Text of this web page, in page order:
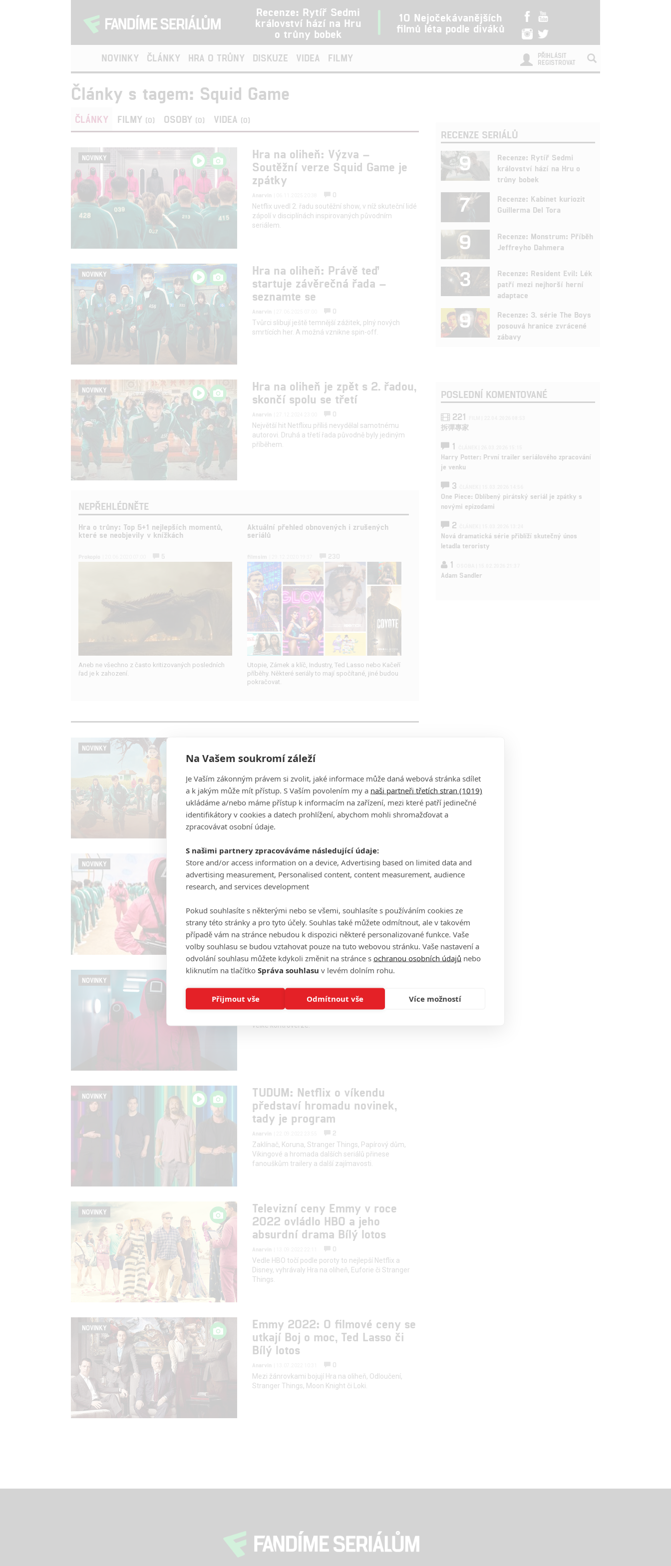
Recenze: Rytíř Sedmi
království hází na Hru
o trůny bobek
10 Nejočekávanějších
filmů léta podle diváků
NOVINKY ČLÁNKY HRA O TRŮNY DISKUZE VIDEA FILMY
PŘIHLÁSIT
REGISTROVAT
Články s tagem: Squid Game
ČLÁNKY FILMY (0) OSOBY (0) VIDEA (0)
NOVINKY
Hra na oliheň: Výzva –
Soutěžní verze Squid Game je
zpátky
Anarvin
0
Netflix uvedl 2. řadu soutěžní show, v níž skuteční lidé
zápolí v disciplínách inspirovaných původním
seriálem.
NOVINKY
Hra na oliheň: Právě teď
startuje závěrečná řada –
seznamte se
Anarvin
0
Tvůrci slibují ještě temnější zážitek, plný nových
smrtících her. A možná vznikne spin-off.
NOVINKY
Hra na oliheň je zpět s 2. řadou,
skončí spolu se třetí
Anarvin
0
Největší hit Netflixu příliš nevydělal samotnému
autorovi. Druhá a třetí řada původně byly jediným
příběhem.
NEPŘEHLÉDNĚTE
Hra o trůny: Top 5+1 nejlepších momentů,
které se neobjevily v knížkách
Aneb ne všechno z často kritizovaných posledních
řad je k zahození.
Aktuální přehled obnovených i zrušených
seriálů
Utopie, Zámek a klíč, Industry, Ted Lasso nebo Kačeří
příběhy. Některé seriály to mají spočítané, jiné budou
pokračovat.
NOVINKY
výroby anglickou verzi
Legendární David Fincher dostal šanci nabídnout
vlastní pohled na Squid Game.
NOVINKY
Hra na oliheň: David Fincher
připravuje anglickou verzi
Anarvin | 25.06.2024 23:25
ale prioritou je pro něj Squid Game.
NOVINKY
Hra na oliheň: Výzva – Reality-
show na motivy seriálu je tu
Anarvin
1
velké kontroverze.
NOVINKY
TUDUM: Netflix o víkendu
představí hromadu novinek,
tady je program
Anarvin
2
Zaklínač, Koruna, Stranger Things, Papírový dům,
Vikingové a hromada dalších seriálů přinese
fanouškům trailery a další zajímavosti.
NOVINKY
Televizní ceny Emmy v roce
2022 ovládlo HBO a jeho
absurdní drama Bílý lotos
Anarvin
0
Vedle HBO točí podle poroty to nejlepší Netflix a
Disney, vyhrávaly Hra na oliheň, Euforie či Stranger
Things.
NOVINKY
Emmy 2022: O filmové ceny se
utkají Boj o moc, Ted Lasso či
Bílý lotos
Anarvin
0
Mezi žánrovkami bojují Hra na oliheň, Odloučení,
Stranger Things, Moon Knight či Loki.
RECENZE SERIÁLŮ
9
Recenze: Rytíř Sedmi
království hází na Hru o
trůny bobek
7
Recenze: Kabinet kuriozit
Guillerma Del Tora
9
Recenze: Monstrum: Příběh
Jeffreyho Dahmera
3
Recenze: Resident Evil: Lék
patří mezi nejhorší herní
adaptace
9
Recenze: 3. série The Boys
posouvá hranice zvrácené
zábavy
POSLEDNÍ KOMENTOVANÉ
221
拆彈專家
1
Harry Potter: První trailer seriálového zpracování
je venku
3
One Piece: Oblíbený pirátský seriál je zpátky s
novými epizodami
2
Nová dramatická série přiblíží skutečný únos
letadla teroristy
1
Adam Sandler
Na Vašem soukromí záleží
Je Vaším zákonným právem si zvolit, jaké informace může daná webová stránka sdílet
a k jakým může mít přístup. S Vaším povolením my a naši partneři třetích stran (1019)
ukládáme a/nebo máme přístup k informacím na zařízení, mezi které patří jedinečné
identifikátory v cookies a datech prohlížení, abychom mohli shromažďovat a
zpracovávat osobní údaje.
S našimi partnery zpracováváme následující údaje:
Store and/or access information on a device, Advertising based on limited data and
advertising measurement, Personalised content, content measurement, audience
research, and services development
Pokud souhlasíte s některými nebo se všemi, souhlasíte s používáním cookies ze
strany této stránky a pro tyto účely. Souhlas také můžete odmítnout, ale v takovém
případě vám na stránce nebudou k dispozici některé personalizované funkce. Vaše
volby souhlasu se budou vztahovat pouze na tuto webovou stránku. Vaše nastavení a
odvolání souhlasu můžete kdykoli změnit na stránce s ochranou osobních údajů nebo
kliknutím na tlačítko Správa souhlasu v levém dolním rohu.
Přijmout vše Odmítnout vše Více možností